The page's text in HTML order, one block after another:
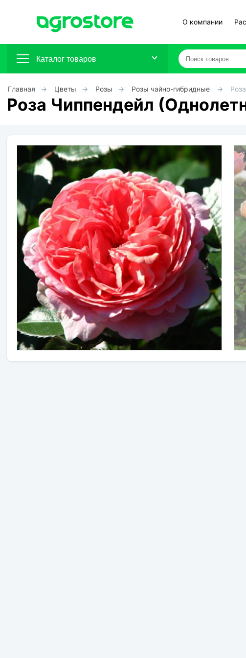
О компании
Каталог товаров
Плодовые кустарники
Декоративные растения
Цветы
Травы
Овощи (на посадку)
Штамбовые ягодные кусты
Семена
Удобрения
Главная Цветы Розы Розы чайно-гибридные
Роза Чиппендейл